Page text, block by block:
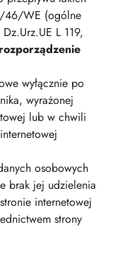
46/WE (ogólne
L 119,
rozporządzenie
wyłącznie po
wyrażonej
lub w chwili
osobowych
brak jej udzielenia
internetowej
strony